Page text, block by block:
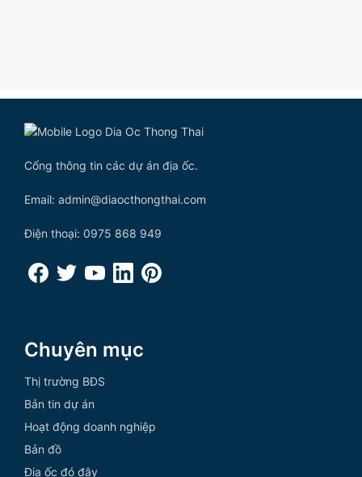
Cổng thông tin các dự án địa ốc.
Email: admin@diaocthongthai.com
Điện thoại: 0975 868 949
Chuyên mục
Thị trường BĐS
Bản tin dự án
Hoạt động doanh nghiệp
Bản đồ
Địa ốc đó đây